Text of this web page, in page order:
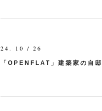
24. 10 / 26
「OPENFLAT」建築家の自